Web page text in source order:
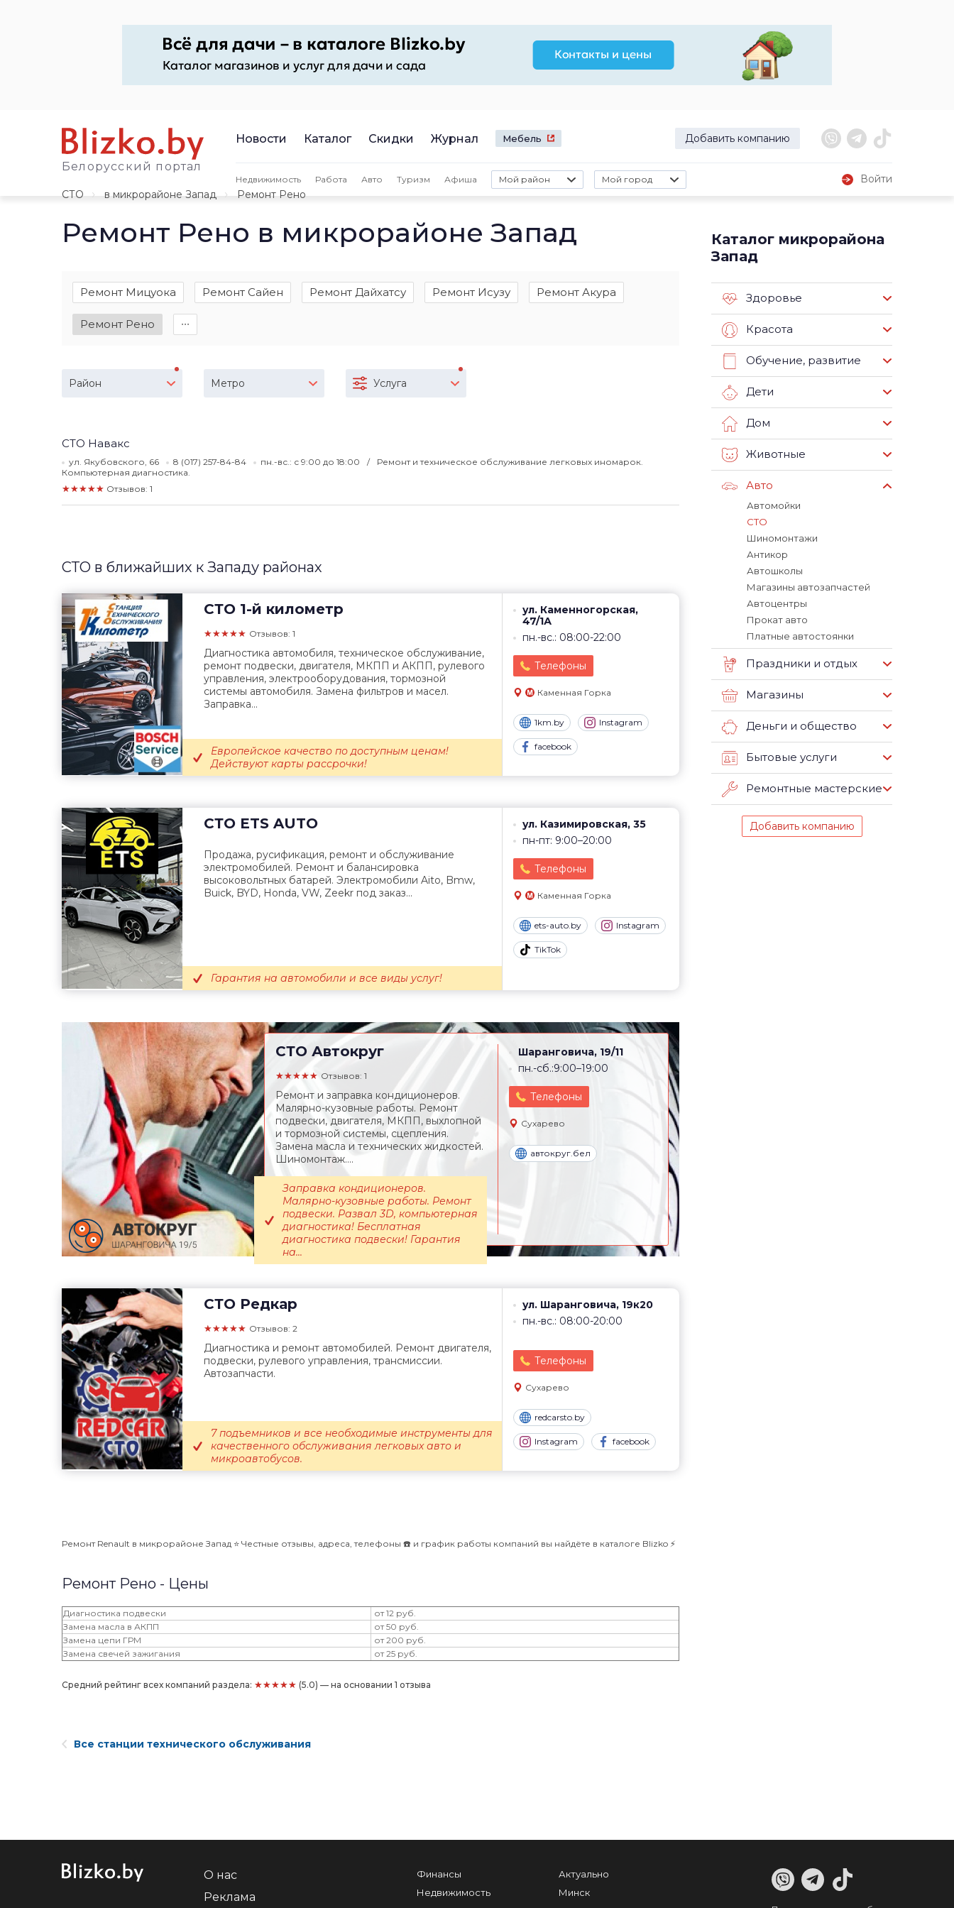
Белорусский портал
Новости Каталог Скидки Журнал Мебель Добавить компанию
Недвижимость Работа Авто Туризм Афиша Мой район Мой город
Войти
СТО
в микрорайоне Запад Ремонт Рено
Ремонт Рено в микрорайоне Запад
Ремонт Мицуока Ремонт Сайен Ремонт Дайхатсу Ремонт Исузу Ремонт Акура
Ремонт Рено ∙∙∙
Район Метро Услуга
СТО Навакс
ул. Якубовского, 66 8 (017) 257-84-84 пн.-вс.: с 9:00 до 18:00
Ремонт и техническое обслуживание легковых иномарок.
Компьютерная диагностика.
★★★★★ Отзывов: 1
СТО в ближайших к Западу районах
СТО 1-й километр
★★★★★ Отзывов: 1
ул. Каменногорская,
47/1А
пн.-вс.: 08:00-22:00
Телефоны
Каменная Горка
1km.by Instagram
facebook
Диагностика автомобиля, техническое обслуживание,
ремонт подвески, двигателя, МКПП и АКПП, рулевого
управления, электрооборудования, тормозной
системы автомобиля. Замена фильтров и масел.
Заправка...
Европейское качество по доступным ценам!
Действуют карты рассрочки!
СТО ETS AUTO
ул. Казимировская, 35
пн-пт: 9:00–20:00
Телефоны
Каменная Горка
ets-auto.by Instagram
TikTok
Продажа, русификация, ремонт и обслуживание
электромобилей. Ремонт и балансировка
высоковольтных батарей. Электромобили Aito, Bmw,
Buick, BYD, Honda, VW, Zeekr под заказ...
Гарантия на автомобили и все виды услуг!
СТО Автокруг
★★★★★ Отзывов: 1
Шаранговича, 19/11
пн.-сб.:9:00–19:00
Телефоны
Сухарево
автокруг.бел
Ремонт и заправка кондиционеров.
Малярно-кузовные работы. Ремонт
подвески, двигателя, МКПП, выхлопной
и тормозной системы, сцепления.
Замена масла и технических жидкостей.
Шиномонтаж....
Заправка кондиционеров.
Малярно-кузовные работы. Ремонт
подвески. Развал 3D, компьютерная
диагностика! Бесплатная
диагностика подвески! Гарантия
на...
СТО Редкар
★★★★★ Отзывов: 2
ул. Шаранговича, 19к20
пн.-вс.: 08:00-20:00
Телефоны
Сухарево
redcarsto.by
Instagram facebook
Диагностика и ремонт автомобилей. Ремонт двигателя,
подвески, рулевого управления, трансмиссии.
Автозапчасти.
7 подъемников и все необходимые инструменты для
качественного обслуживания легковых авто и
микроавтобусов.
Ремонт Renault в микрорайоне Запад ⭐️ Честные отзывы, адреса, телефоны ☎️ и график работы компаний вы найдёте в каталоге Blizko ⚡️
Ремонт Рено - Цены
Диагностика подвески
от 12 руб.
Замена масла в АКПП
от 50 руб.
Замена цепи ГРМ
от 200 руб.
Замена свечей зажигания
от 25 руб.
Средний рейтинг всех компаний раздела: ★★★★★ (5.0) — на основании 1 отзыва
Каталог микрорайона
Запад
Здоровье
Красота
Обучение, развитие
Дети
Дом
Животные
Авто
Автомойки
СТО
Шиномонтажи
Антикор
Автошколы
Магазины автозапчастей
Автоцентры
Прокат авто
Платные автостоянки
Праздники и отдых
Магазины
Деньги и общество
Бытовые услуги
Ремонтные мастерские
Добавить компанию
Все станции технического обслуживания
О нас
Реклама
Финансы
Недвижимость
Актуально
Минск